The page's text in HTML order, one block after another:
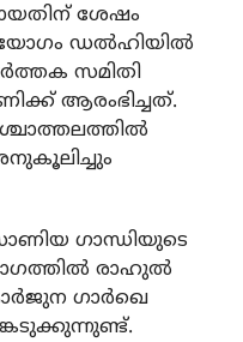
ശേഷം
ഡല്‍ഹിയില്‍
സമിതി
ആരംഭിച്ചത്.
ഗാന്ധിയുടെ
രാഹുല്‍
ഗാര്‍ഖെ